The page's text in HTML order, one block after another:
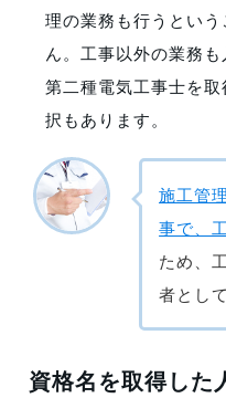
理の業務も行うとい
ん。工事以外の業務も
第二種電気工事士を
択もあります。
施工管
事で、
ため、
者とし
資格名を取得した